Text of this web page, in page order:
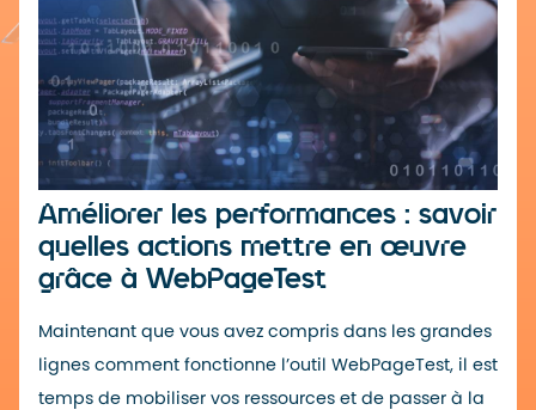
Améliorer les performances : savoir
quelles actions mettre en œuvre
grâce à WebPageTest
Maintenant que vous avez compris dans les grandes
lignes comment fonctionne l’outil WebPageTest, il est
temps de mobiliser vos ressources et de passer à la